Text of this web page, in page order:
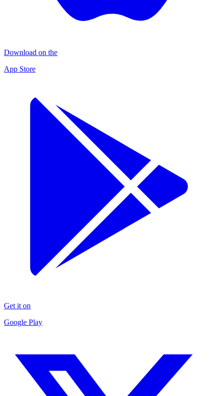
Download on the
App Store
Get it on
Google Play